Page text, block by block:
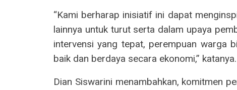
“Kami berharap inisiatif ini dapat
lainnya untuk turut serta dalam upaya
intervensi yang tepat, perempuan warga
baik dan berdaya secara ekonomi,” katanya.
Dian Siswarini menambahkan, komitmen